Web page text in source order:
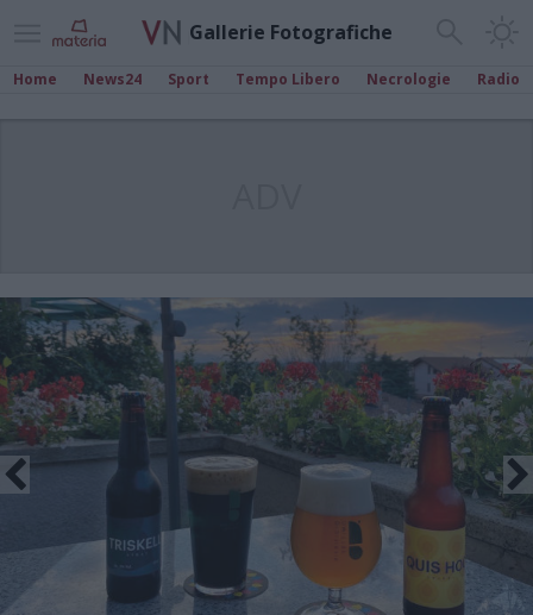
Gallerie Fotografiche
Home News24 Sport Tempo Libero Necrologie Radio